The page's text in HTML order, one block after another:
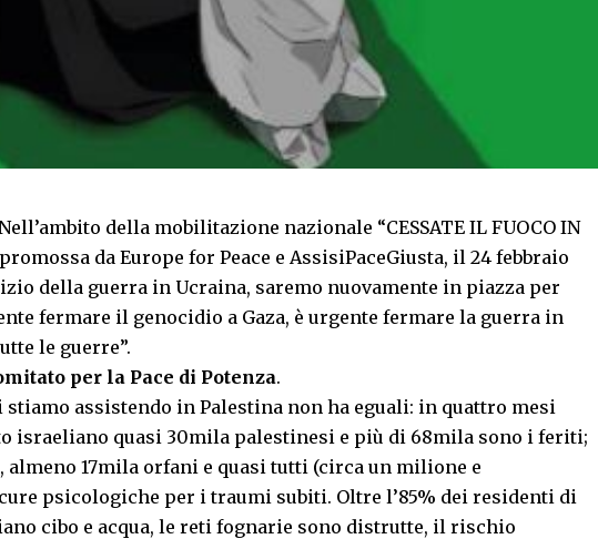
della mobilitazione nazionale “CESSATE IL FUOCO IN
promossa da Europe for Peace e AssisiPaceGiusta, il 24 febbraio
della guerra in Ucraina, saremo nuovamente in piazza per
fermare il genocidio a Gaza, è urgente fermare la guerra in
le guerre”.
per la Pace di Potenza.
stiamo assistendo in Palestina non ha eguali: in quattro mesi
israeliano quasi 30mila palestinesi e più di 68mila sono i feriti;
17mila orfani e quasi tutti (circa un milione e
psicologiche per i traumi subiti. Oltre l’85% dei residenti di
cibo e acqua, le reti fognarie sono distrutte, il rischio